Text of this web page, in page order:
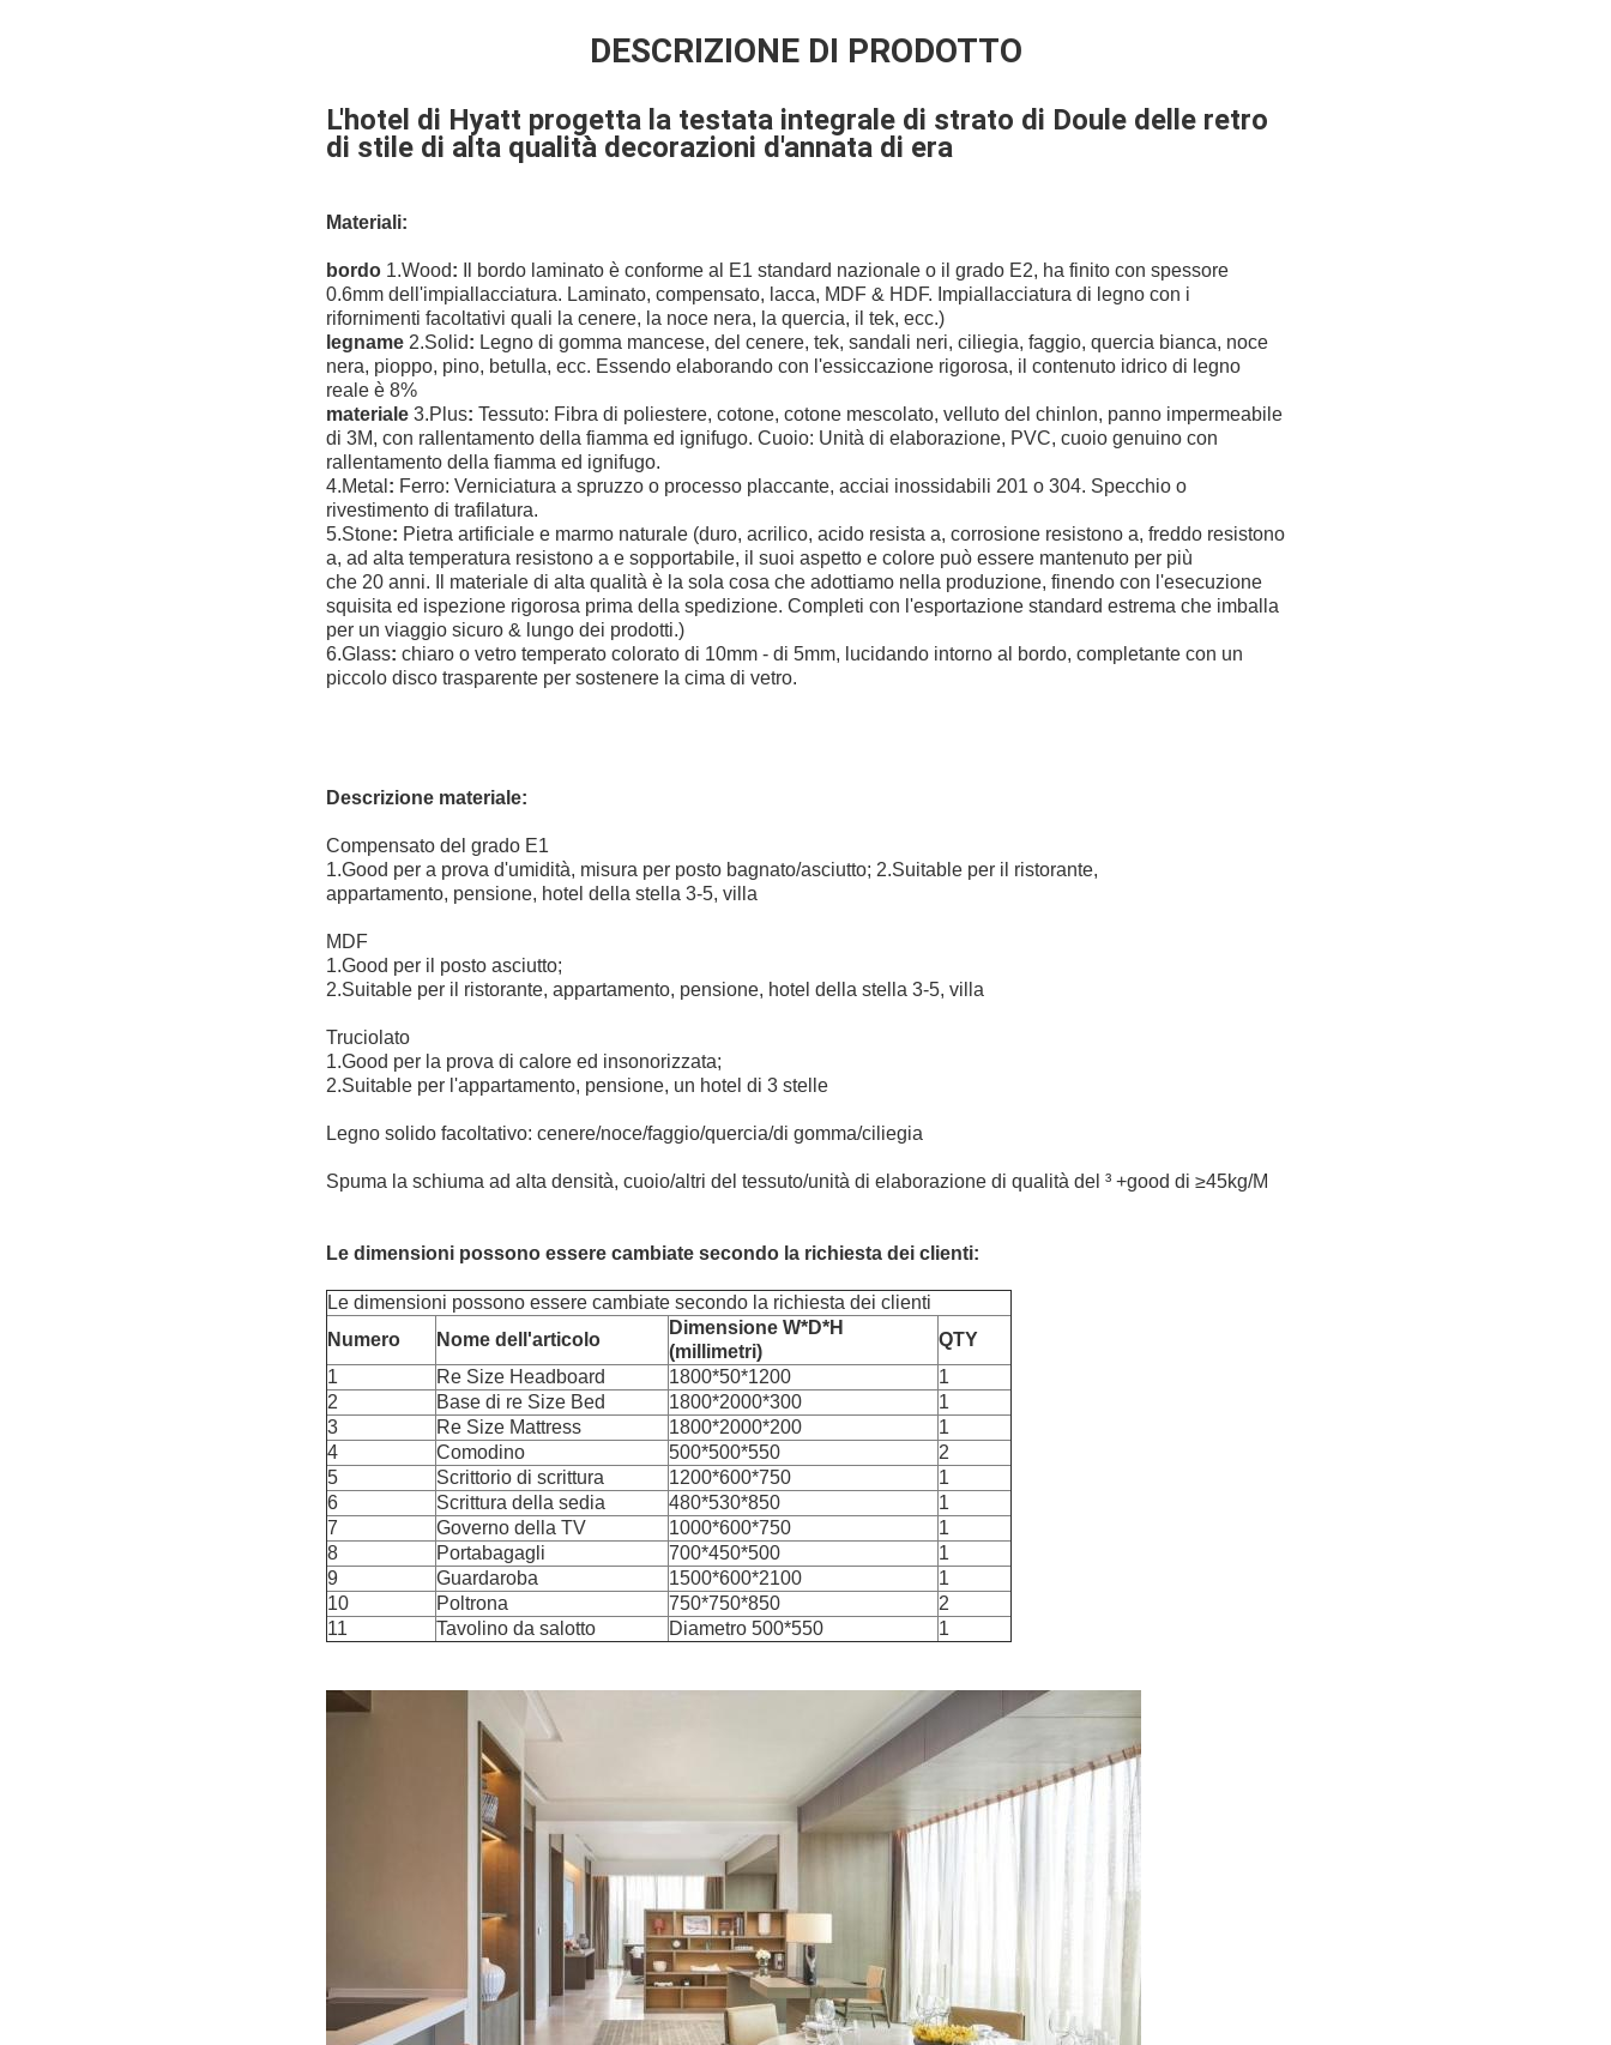
DESCRIZIONE DI PRODOTTO
L'hotel di Hyatt progetta la testata integrale di strato di Doule delle retro
di stile di alta qualità decorazioni d'annata di era
Materiali:
bordo 1.Wood: Il bordo laminato è conforme al E1 standard nazionale o il grado E2, ha finito con spessore
0.6mm dell'impiallacciatura. Laminato, compensato, lacca, MDF & HDF. Impiallacciatura di legno con i
rifornimenti facoltativi quali la cenere, la noce nera, la quercia, il tek, ecc.)
legname 2.Solid: Legno di gomma mancese, del cenere, tek, sandali neri, ciliegia, faggio, quercia bianca, noce
nera, pioppo, pino, betulla, ecc. Essendo elaborando con l'essiccazione rigorosa, il contenuto idrico di legno
reale è 8%
materiale 3.Plus: Tessuto: Fibra di poliestere, cotone, cotone mescolato, velluto del chinlon, panno impermeabile
di 3M, con rallentamento della fiamma ed ignifugo. Cuoio: Unità di elaborazione, PVC, cuoio genuino con
rallentamento della fiamma ed ignifugo.
4.Metal : Ferro: Verniciatura a spruzzo o processo placcante, acciai inossidabili 201 o 304. Specchio o
rivestimento di trafilatura.
5.Stone: Pietra artificiale e marmo naturale (duro, acrilico, acido resista a, corrosione resistono a, freddo resistono
a, ad alta temperatura resistono a e sopportabile, il suoi aspetto e colore può essere mantenuto per più
che 20 anni. Il materiale di alta qualità è la sola cosa che adottiamo nella produzione, finendo con l'esecuzione
squisita ed ispezione rigorosa prima della spedizione. Completi con l'esportazione standard estrema che imballa
per un viaggio sicuro & lungo dei prodotti.)
6.Glass: chiaro o vetro temperato colorato di 10mm - di 5mm, lucidando intorno al bordo, completante con un
piccolo disco trasparente per sostenere la cima di vetro.
Descrizione materiale:
Compensato del grado E1
1.Good per a prova d'umidità, misura per posto bagnato/asciutto; 2.Suitable per il ristorante,
appartamento, pensione, hotel della stella 3-5, villa
MDF
1.Good per il posto asciutto;
2.Suitable per il ristorante, appartamento, pensione, hotel della stella 3-5, villa
Truciolato
1.Good per la prova di calore ed insonorizzata;
2.Suitable per l'appartamento, pensione, un hotel di 3 stelle
Legno solido facoltativo: cenere/noce/faggio/quercia/di gomma/ciliegia
Spuma la schiuma ad alta densità, cuoio/altri del tessuto/unità di elaborazione di qualità del ³ +good di ≥45kg/M
Le dimensioni possono essere cambiate secondo la richiesta dei clienti:
Le dimensioni possono essere cambiate secondo la richiesta dei clienti
Numero
Nome dell'articolo
Dimensione W*D*H
(millimetri)
QTY
1
Re Size Headboard 1800*50*1200
1
2
Base di re Size Bed 1800*2000*300
1
3
Re Size Mattress 1800*2000*200
1
4
Comodino 500*500*550
2
5
Scrittorio di scrittura 1200*600*750
1
6
Scrittura della sedia 480*530*850
1
7
Governo della TV 1000*600*750
1
8
Portabagagli 700*450*500
1
9
Guardaroba 1500*600*2100
1
10
Poltrona 750*750*850
2
11
Tavolino da salotto Diametro 500*550 1